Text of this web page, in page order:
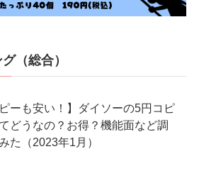
（総合）
ピーも安い！】ダイソーの5円コピ
どうなの？お得？機能面など調
た（2023年1月）